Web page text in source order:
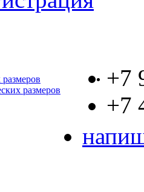
размеров
+7
+7